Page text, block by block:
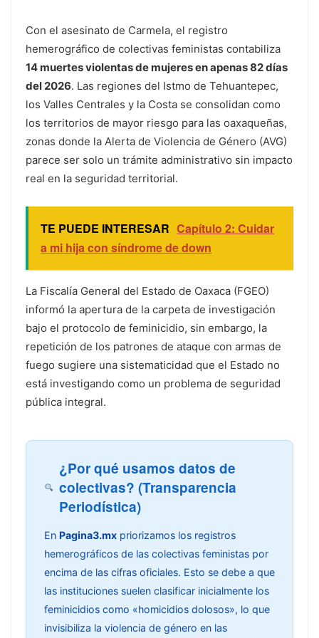
Con el asesinato de Carmela, el registro
hemerográfico de colectivas feministas contabiliza
14 muertes violentas de mujeres en apenas 82 días
del 2026. Las regiones del Istmo de Tehuantepec,
los Valles Centrales y la Costa se consolidan como
los territorios de mayor riesgo para las oaxaqueñas,
zonas donde la Alerta de Violencia de Género (AVG)
parece ser solo un trámite administrativo sin impacto
real en la seguridad territorial.
TE PUEDE INTERESAR Capítulo 2: Cuidar
a mi hija con síndrome de down
La Fiscalía General del Estado de Oaxaca (FGEO)
informó la apertura de la carpeta de investigación
bajo el protocolo de feminicidio, sin embargo, la
repetición de los patrones de ataque con armas de
fuego sugiere una sistematicidad que el Estado no
está investigando como un problema de seguridad
pública integral.
¿Por qué usamos datos de
colectivas? (Transparencia
Periodística)
En Pagina3.mx priorizamos los registros
hemerográficos de las colectivas feministas por
encima de las cifras oficiales. Esto se debe a que
las instituciones suelen clasificar inicialmente los
feminicidios como «homicidios dolosos», lo que
invisibiliza la violencia de género en las